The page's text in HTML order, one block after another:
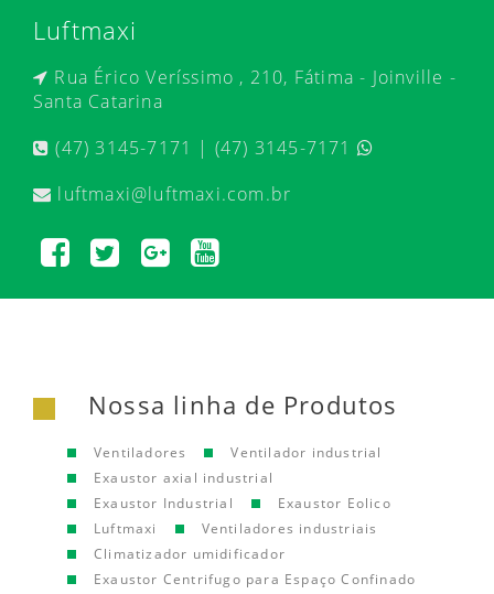
Luftmaxi
Rua Érico Veríssimo , 210, Fátima - Joinville -
Santa Catarina
(47) 3145-7171 | (47) 3145-7171
luftmaxi@luftmaxi.com.br
Nossa linha de Produtos
Ventiladores
Ventilador industrial
Exaustor axial industrial
Exaustor Industrial
Exaustor Eolico
Luftmaxi
Ventiladores industriais
Climatizador umidificador
Exaustor Centrifugo para Espaço Confinado